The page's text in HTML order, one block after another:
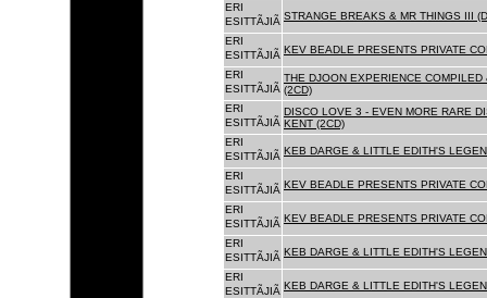
ERI
ESITTÃJIÃ STRANGE BREAKS & MR THINGS III
ERI
ESITTÃJIÃ KEV BEADLE PRESENTS PRIVATE
ERI
ESITTÃJIÃ
THE DJOON EXPERIENCE
(2CD)
ERI
ESITTÃJIÃ
DISCO LOVE 3 - EVEN MORE RARE
KENT (2CD)
ERI
ESITTÃJIÃ KEB DARGE & LITTLE EDITH'S
ERI
ESITTÃJIÃ KEV BEADLE PRESENTS PRIVATE
ERI
ESITTÃJIÃ KEV BEADLE PRESENTS PRIVATE
ERI
ESITTÃJIÃ KEB DARGE & LITTLE EDITH'S
ERI
ESITTÃJIÃ KEB DARGE & LITTLE EDITH'S